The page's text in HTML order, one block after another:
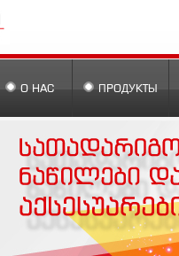
О НАС ПРОДУКТЫ